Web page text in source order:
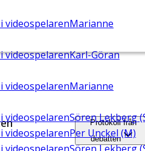
videospelarenMarianne
videospelarenKarl-Göran
i videospelarenMarianne
i videospelarenSören Lekberg
i videospelarenPer Unckel (M)
Protokoll från
debatten